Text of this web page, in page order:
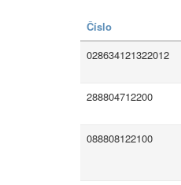
Číslo
028634121322012
288804712200
088808122100